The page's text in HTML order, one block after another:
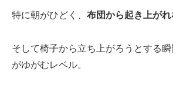
特に朝がひどく、 布団から起き上がれ
そして椅子から立ち上がろうとする
がゆがむレベル。